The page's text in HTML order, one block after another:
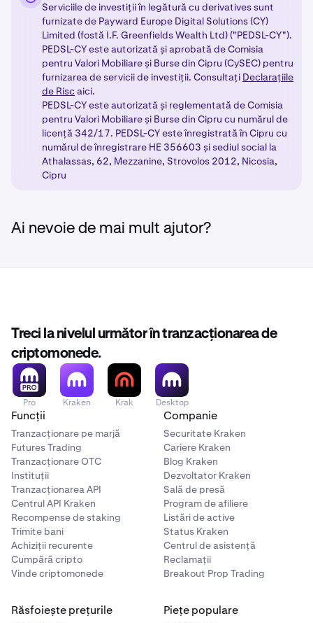
Activarea produselor:După ce finalizați pașii
necesari, produsele alese de dumneavoastră vor fi
deblocate cu protecțiile de reglementare adecvate,
în funcție de clasificarea dumneavoastră ca și client.
Furnizați informațiile fiscale:Trimiteți TIN-ul
dumneavoastră pentru a respecta cerințele de
reglementare.
Accesați produse noi:După ce ați finalizat pașii
necesari, bucurați-vă de noi capacități de
tranzacționare cu produsele noastre reglementate.
Serviciile de investiții în legătură cu derivatives sunt
furnizate de Payward Europe Digital Solutions (CY)
Limited (fostă I.F. Greenfields Wealth Ltd) ("PEDSL-CY").
PEDSL-CY este autorizată și aprobată de Comisia
pentru Valori Mobiliare și Burse din Cipru (CySEC) pentru
furnizarea de servicii de investiții. Consultați Declarațiile
de Risc aici.
PEDSL-CY este autorizată și reglementată de Comisia
pentru Valori Mobiliare și Burse din Cipru cu numărul de
licență 342/17. PEDSL-CY este înregistrată în Cipru cu
numărul de înregistrare HE 356603 și sediul social la
Athalassas, 62, Mezzanine, Strovolos 2012, Nicosia,
Cipru
Ai nevoie de mai mult ajutor?
Treci la nivelul următor în tranzacționarea de
criptomonede.
Pro Kraken Krak Desktop
Funcții
Tranzacționare pe marjă
Futures Trading
Tranzacționare OTC
Instituții
Tranzacționarea API
Centrul API Kraken
Recompense de staking
Trimite bani
Achiziții recurente
Cumpără cripto
Vinde criptomonede
Companie
Securitate Kraken
Cariere Kraken
Blog Kraken
Dezvoltator Kraken
Sală de presă
Program de afiliere
Listări de active
Status Kraken
Centrul de asistență
Reclamații
Breakout Prop Trading
Răsfoiește prețurile Piețe populare